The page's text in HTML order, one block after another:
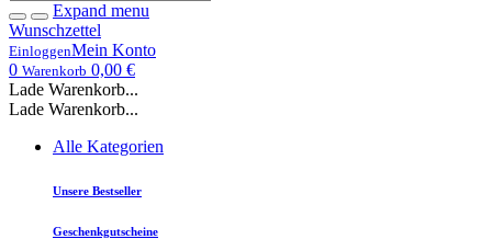
Expand menu
Wunschzettel
EinloggenMein Konto
0 Warenkorb 0,00 €
Lade Warenkorb...
Lade Warenkorb...
Alle Kategorien
Unsere Bestseller
Geschenkgutscheine